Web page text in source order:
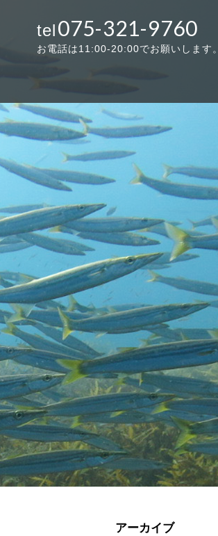
075-321-9760
お電話は11:00-20:00でお願いします。
アーカイブ